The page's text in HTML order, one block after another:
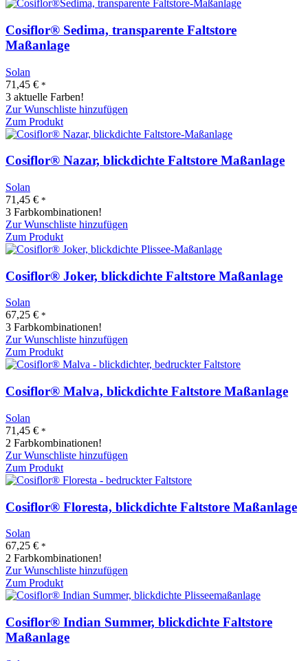
Cosiflor® Sedima, transparente Faltstore
Maßanlage
Solan
71,45 € *
3 aktuelle Farben!
Zur Wunschliste hinzufügen
Zum Produkt
Cosiflor® Nazar, blickdichte Faltstore Maßanlage
Solan
71,45 € *
3 Farbkombinationen!
Zur Wunschliste hinzufügen
Zum Produkt
Cosiflor® Joker, blickdichte Faltstore Maßanlage
Solan
67,25 € *
3 Farbkombinationen!
Zur Wunschliste hinzufügen
Zum Produkt
Cosiflor® Malva, blickdichte Faltstore Maßanlage
Solan
71,45 € *
2 Farbkombinationen!
Zur Wunschliste hinzufügen
Zum Produkt
Cosiflor® Floresta, blickdichte Faltstore Maßanlage
Solan
67,25 € *
2 Farbkombinationen!
Zur Wunschliste hinzufügen
Zum Produkt
Cosiflor® Indian Summer, blickdichte Faltstore
Maßanlage